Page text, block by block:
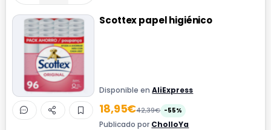
Scottex papel higiénico
Disponible enAliExpress
18,95€42,39€ -55%
Publicado por CholloYa